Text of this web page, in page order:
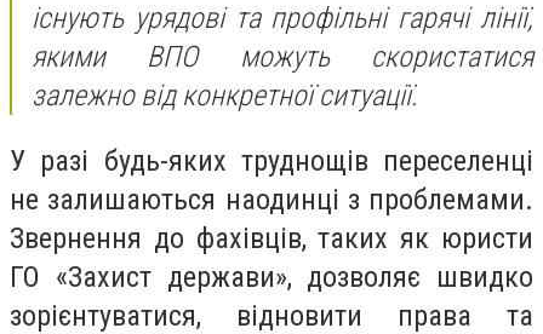
існують урядові та профільні гарячі лінії,
якими ВПО можуть скористатися
залежно від конкретної ситуації.
У разі будь-яких труднощів переселенці
не залишаються наодинці з проблемами.
Звернення до фахівців, таких як юристи
ГО «Захист держави», дозволяє швидко
зорієнтуватися, відновити права та